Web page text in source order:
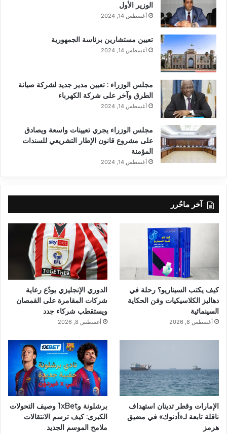
الوزير الأول
أغسطس 14, 2024
تعيين مستشارين برئاسة الجمهورية
أغسطس 14, 2024
مجلس الوزراء : تعيين مدير جديد لشركة صيانة
الطرق وآخر على شركة الكهرباء
أغسطس 14, 2024
مجلس الوزراء يجري تعيينات واسعة ويصادق
على مشروع قانون الإطار التشريعي للسندات
المؤمنة
أغسطس 14, 2024
آخر ماحُرر
كيف يكتب السيناريو؟ رحلة في
دهاليز الكلاسيكيات وفن الحكاية
السينمائية
أغسطس 8, 2026
الدوري الإنجليزي يودّع رعاية
شركات المقامرة على القمصان
ويستقطب شركاء جدد
أغسطس 8, 2026
الإمارات وقطر تدينان استهداف
ناقلة تابعة لـ«أدنوك» في مضيق
هرمز
برشلونة و1xBet وصيف التحولات
الكبرى: كيف ترسم الانتقالات
ملامح الموسم الجديد